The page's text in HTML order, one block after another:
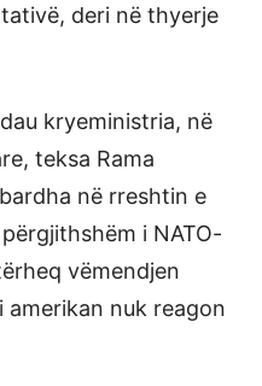
deri në thyerje
kryeministria, në
teksa Rama
në rreshtin e
i NATO-
vëmendjen
amerikan nuk reagon